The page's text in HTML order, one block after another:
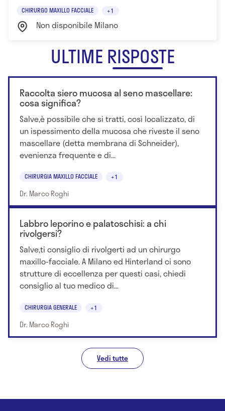
Piezo-Elettrica” presso l'Università degli Studi di
Milano
- 2010 Corso di perfezionamento in “Dismissione da
CHIRURGO MAXILLO FACCIALE +1
Non disponibile Milano
ULTIME RISPOSTE
Raccolta siero mucosa al seno mascellare:
cosa significa?
Salve,è possibile che si tratti, così localizzato, di
un ispessimento della mucosa che riveste il seno
mascellare (detta membrana di Schneider),
evenienza frequente e di...
CHIRURGIA MAXILLO FACCIALE +1
Dr. Marco Roghi
Labbro leporino e palatoschisi: a chi
rivolgersi?
Salve,ti consiglio di rivolgerti ad un chirurgo
maxillo-facciale. A Milano ed Hinterland ci sono
strutture di eccellenza per questi casi, chiedi
consiglio al tuo medico di...
CHIRURGIA GENERALE +1
Dr. Marco Roghi
Vedi tutte